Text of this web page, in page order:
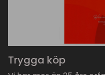
Trygga köp